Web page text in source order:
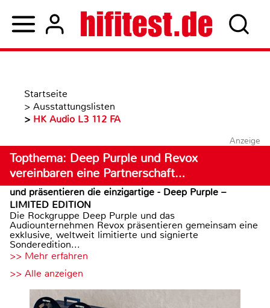
Startseite
> Ausstattungslisten
> HK Audio L3 112 FA
Anzeige
Topthema: Deep Purple und Revox
vereinbaren eine Partnerschaft…
und präsentieren die einzigartige - Deep Purple –
LIMITED EDITION
Die Rockgruppe Deep Purple und das
Audiounternehmen Revox präsentieren gemeinsam eine
exklusive, weltweit limitierte und signierte
Sonderedition...
>> Mehr erfahren
>> Alle anzeigen